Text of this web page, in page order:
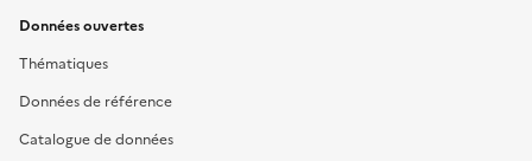
Données ouvertes
Thématiques
Données de référence
Catalogue de données